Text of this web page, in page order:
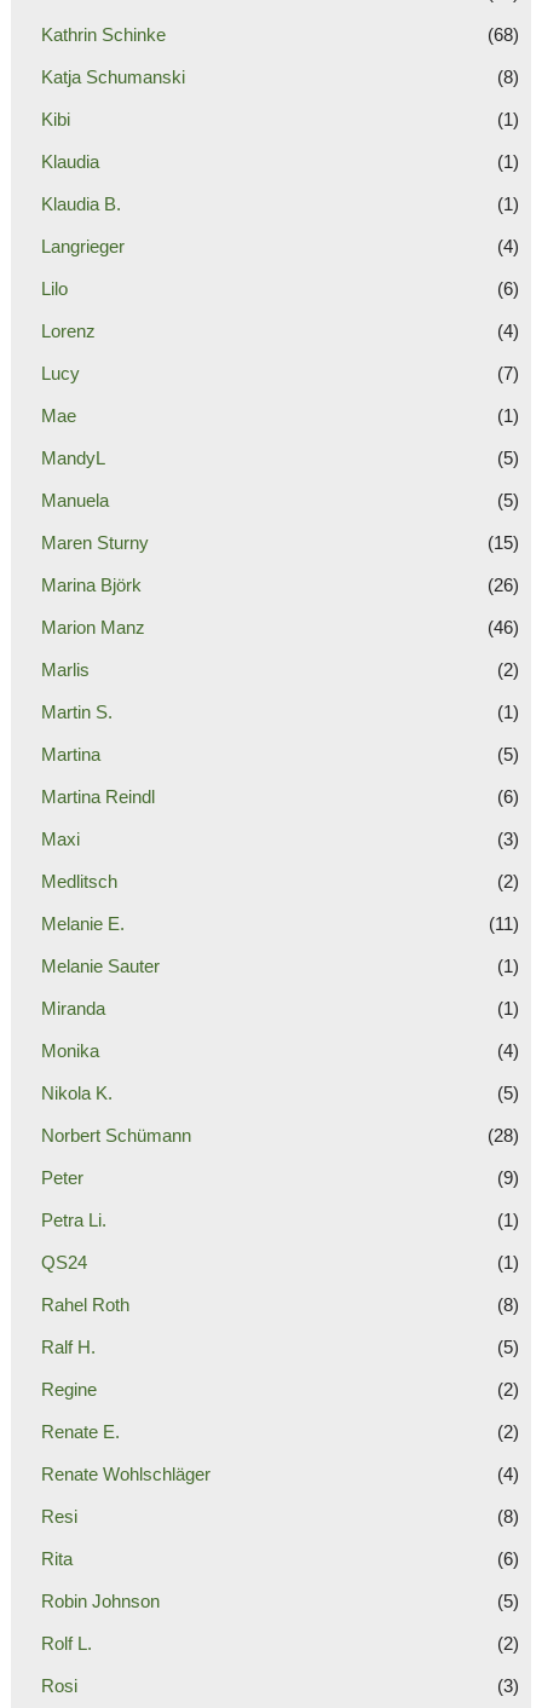
Kathrin Schinke (68)
Katja Schumanski (8)
Kibi (1)
Klaudia (1)
Klaudia B. (1)
Langrieger (4)
Lilo (6)
Lorenz (4)
Lucy (7)
Mae (1)
MandyL (5)
Manuela (5)
Maren Sturny (15)
Marina Björk (26)
Marion Manz (46)
Marlis (2)
Martin S. (1)
Martina (5)
Martina Reindl (6)
Maxi (3)
Medlitsch (2)
Melanie E. (11)
Melanie Sauter (1)
Miranda (1)
Monika (4)
Nikola K. (5)
Norbert Schümann (28)
Peter (9)
Petra Li. (1)
QS24 (1)
Rahel Roth (8)
Ralf H. (5)
Regine (2)
Renate E. (2)
Renate Wohlschläger (4)
Resi (8)
Rita (6)
Robin Johnson (5)
Rolf L. (2)
Rosi (3)